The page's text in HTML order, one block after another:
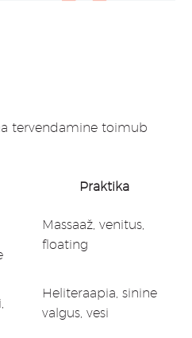
tervendamine toimub
Praktika
Massaaž, venitus,
floating
Heliteraapia, sinine
valgus, vesi